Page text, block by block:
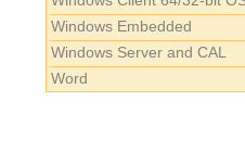
Windows Embedded
Windows Server and CAL
Word